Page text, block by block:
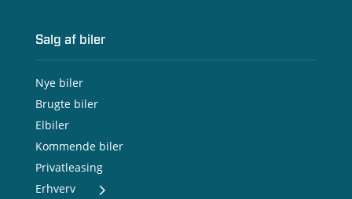
Salg af biler
Nye biler
Brugte biler
Elbiler
Kommende biler
Privatleasing
Erhverv